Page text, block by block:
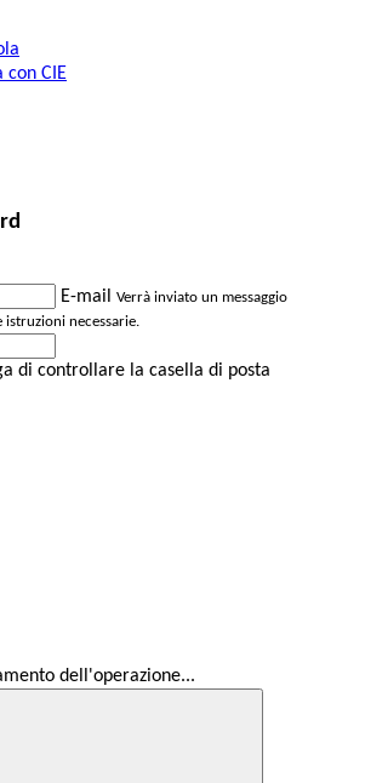
con CIE
E-mail Verrà inviato un messaggio
necessarie.
di controllare la casella di posta
dell'operazione...